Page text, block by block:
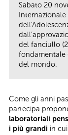
Sabato 20
del fanciullo
fondamentale
del mondo.
Come gli anni
partecipa
laboratoriali
i più grandi in